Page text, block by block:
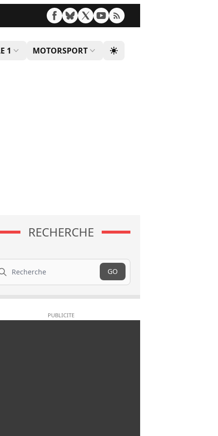
1 MOTORSPORT
RECHERCHE
GO